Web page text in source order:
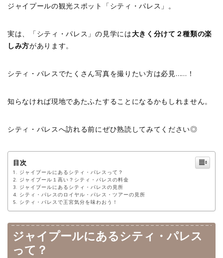
ジャイプールの観光スポット「シティ・パレス」。
実は、「シティ・パレス」の見学には大きく分けて２種類の楽
しみ方があります。
シティ・パレスでたくさん写真を撮りたい方は必見……！
知らなければ現地であたふたすることになるかもしれません。
シティ・パレスへ訪れる前にぜひ熟読してみてください◎
目次
ジャイプールにあるシティ・パレスって？
ジャイプール１高い？シティ・パレスの料金
ジャイプールにあるシティ・パレスの見所
シティ・パレスのロイヤル・パレス・ツアーの見所
シティ・パレスで王宮気分を味わおう！
ジャイプールにあるシティ・パレス
って？